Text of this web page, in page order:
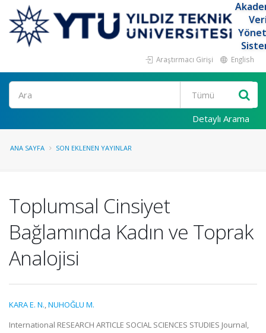
Araştırmacı Girişi English
Ara
Detaylı Arama
ANA SAYFA SON EKLENEN YAYINLAR
Toplumsal Cinsiyet
Bağlamında Kadın ve Toprak
Analojisi
KARA E. N.,NUHOĞLU M.
International RESEARCH ARTICLE SOCIAL SCIENCES STUDIES Journal,